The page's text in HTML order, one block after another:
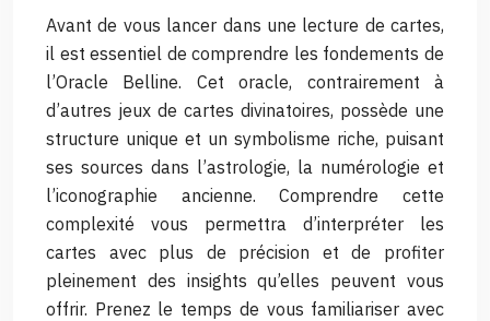
Avant de vous lancer dans une lecture de cartes,
il est essentiel de comprendre les fondements de
l’Oracle Belline. Cet oracle, contrairement à
d’autres jeux de cartes divinatoires, possède une
structure unique et un symbolisme riche, puisant
ses sources dans l’astrologie, la numérologie et
l’iconographie ancienne. Comprendre cette
complexité vous permettra d’interpréter les
cartes avec plus de précision et de profiter
pleinement des insights qu’elles peuvent vous
offrir. Prenez le temps de vous familiariser avec